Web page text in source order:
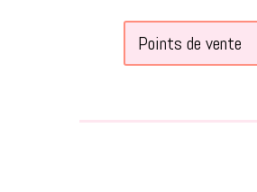
Points de vente